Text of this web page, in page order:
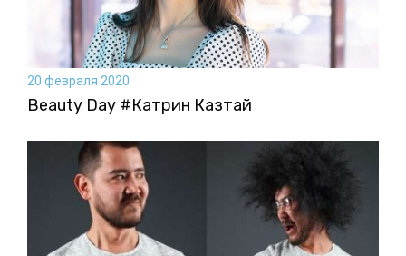
20 февраля 2020
Beauty Day #Катрин Казтай